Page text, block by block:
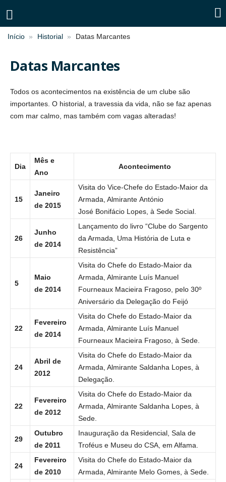
Início Historial Datas Marcantes
Datas Marcantes
Todos os acontecimentos na existência de um clube são
importantes. O historial, a travessia da vida, não se faz apenas
com mar calmo, mas também com vagas alteradas!
Dia
Mês e
Ano
Acontecimento
15
Janeiro
de 2015
Visita do Vice-Chefe do Estado-Maior da
Armada, Almirante António
José Bonifácio Lopes, à Sede Social.
26
Junho
de 2014
Lançamento do livro “Clube do Sargento
da Armada, Uma História de Luta e
Resistência”
5
Maio
de 2014
Visita do Chefe do Estado-Maior da
Armada, Almirante Luís Manuel
Fourneaux Macieira Fragoso, pelo 30º
Aniversário da Delegação do Feijó
22
Fevereiro
de 2014
Visita do Chefe do Estado-Maior da
Armada, Almirante Luís Manuel
Fourneaux Macieira Fragoso, à Sede.
24
Abril de
2012
Visita do Chefe do Estado-Maior da
Armada, Almirante Saldanha Lopes, à
Delegação.
22
Fevereiro
de 2012
Visita do Chefe do Estado-Maior da
Armada, Almirante Saldanha Lopes, à
Sede.
29
Outubro
de 2011
Inauguração da Residencial, Sala de
Troféus e Museu do CSA, em Alfama.
24
Fevereiro
de 2010
Visita do Chefe do Estado-Maior da
Armada, Almirante Melo Gomes, à Sede.